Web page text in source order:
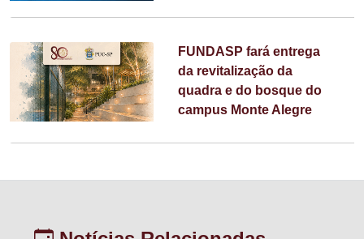
FUNDASP fará entrega
da revitalização da
quadra e do bosque do
campus Monte Alegre